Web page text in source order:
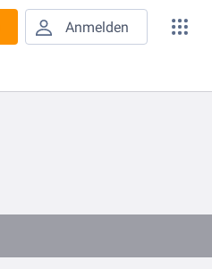
Anmelden